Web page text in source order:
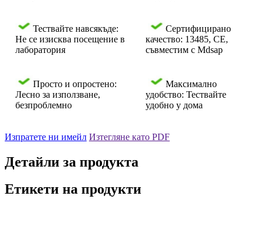
Тествайте навсякъде:
Не се изисква посещение в
лаборатория
Сертифицирано
качество: 13485, CE,
съвместим с Mdsap
Просто и опростено:
Лесно за използване,
безпроблемно
Максимално
удобство: Тествайте
удобно у дома
Изпратете ни имейл Изтегляне като PDF
Детайли за продукта
Етикети на продукти